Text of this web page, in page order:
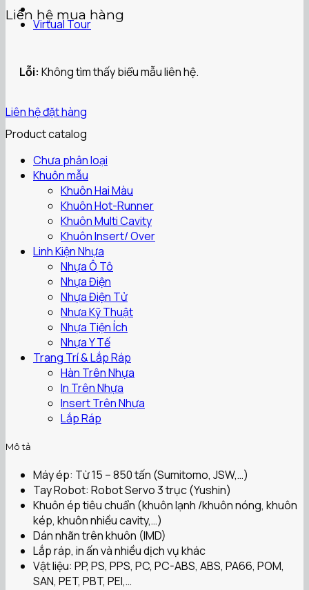
Virtual Tour
Liên hệ mua hàng
Lỗi: Không tìm thấy biểu mẫu liên hệ.
Liên hệ đặt hàng
Product catalog
Chưa phân loại
Khuôn mẫu
Khuôn Hai Màu
Khuôn Hot-Runner
Khuôn Multi Cavity
Khuôn Insert/ Over
Linh Kiện Nhựa
Nhựa Ô Tô
Nhựa Điện
Nhựa Điện Tử
Nhựa Kỹ Thuật
Nhựa Tiện Ích
Nhựa Y Tế
Trang Trí & Lắp Ráp
Hàn Trên Nhựa
In Trên Nhựa
Insert Trên Nhựa
Lắp Ráp
Mô tả
Máy ép: Từ 15 – 850 tấn (Sumitomo, JSW,…)
Tay Robot: Robot Servo 3 trục (Yushin)
Khuôn ép tiêu chuẩn (khuôn lạnh /khuôn nóng, khuôn
kép, khuôn nhiều cavity,…)
Dán nhãn trên khuôn (IMD)
Lắp ráp, in ấn và nhiều dịch vụ khác
Vật liệu: PP, PS, PPS, PC, PC-ABS, ABS, PA66, POM,
SAN, PET, PBT, PEI,…